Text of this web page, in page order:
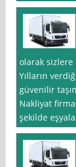
olarak
Yılların
güvenilir
Nakliyat
şekilde